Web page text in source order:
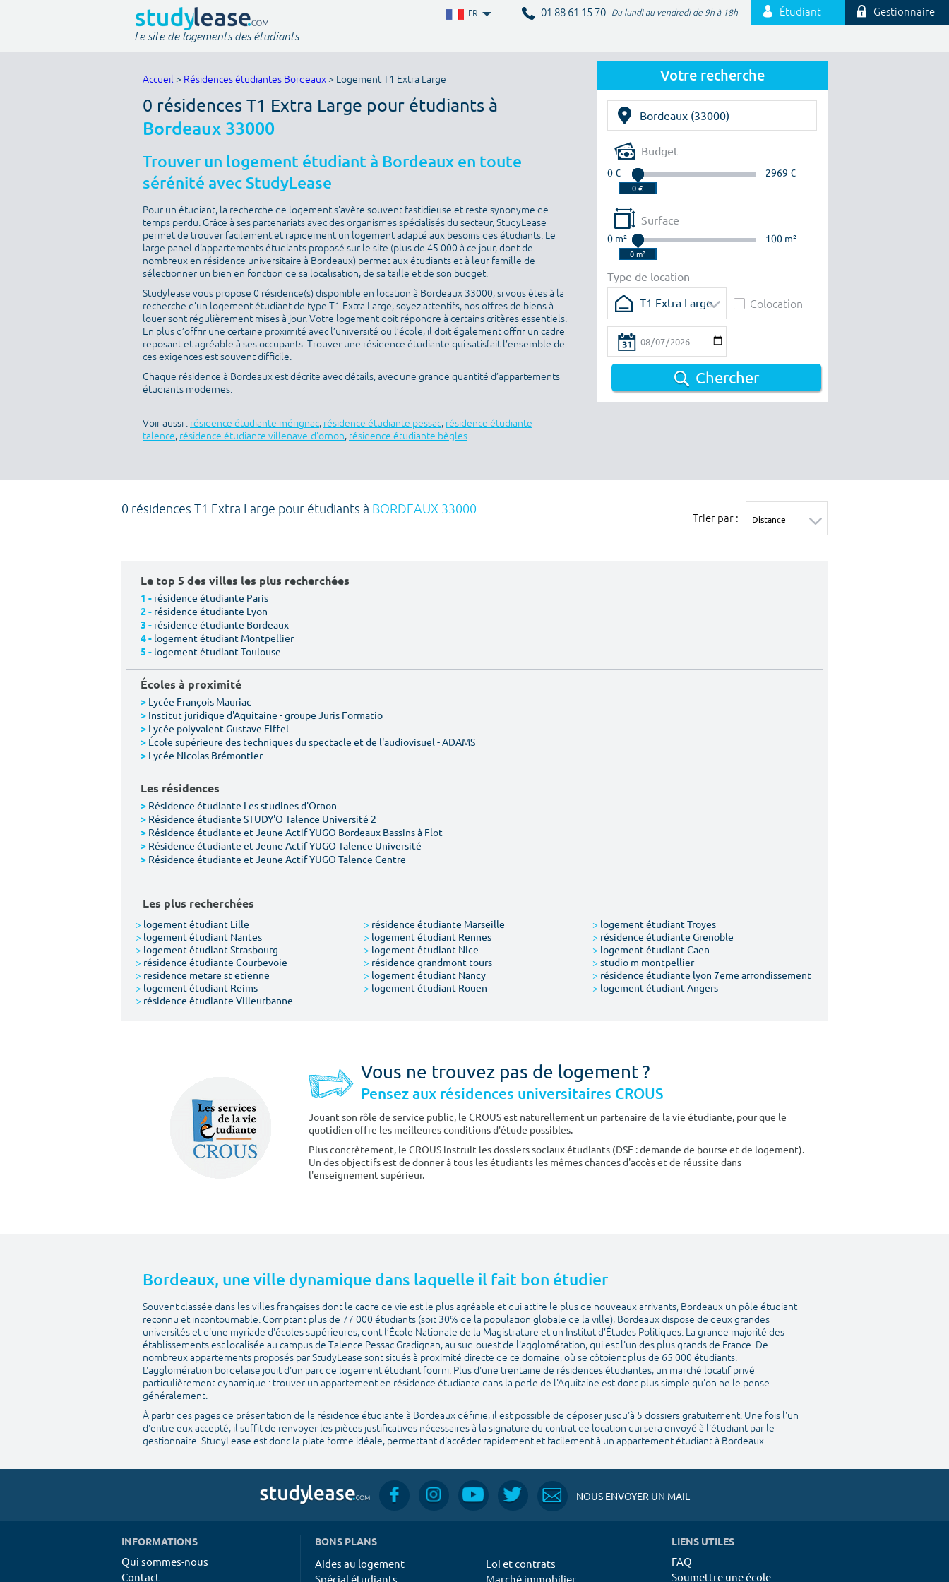
FR 01 88 61 15 70 Du lundi au vendredi de 9h à 18h Étudiant Gestionnaire
Le site de logements des étudiants
Votre recherche
Budget
0 € 2969 €
Surface
0 m² 100 m²
Type de location
T1 Extra Large
Colocation
Chercher
Accueil > Résidences étudiantes Bordeaux > Logement T1 Extra Large
0 résidences T1 Extra Large pour étudiants à
Bordeaux 33000
Trouver un logement étudiant à Bordeaux en toute
sérénité avec StudyLease
Pour un étudiant, la recherche de logement s'avère souvent fastidieuse et reste synonyme de
temps perdu. Grâce à ses partenariats avec des organismes spécialisés du secteur, StudyLease
permet de trouver facilement et rapidement un logement adapté aux besoins des étudiants. Le
large panel d'appartements étudiants proposé sur le site (plus de 45 000 à ce jour, dont de
nombreux en résidence universitaire à Bordeaux) permet aux étudiants et à leur famille de
sélectionner un bien en fonction de sa localisation, de sa taille et de son budget.
Studylease vous propose 0 résidence(s) disponible en location à Bordeaux 33000, si vous êtes à la
recherche d’un logement étudiant de type T1 Extra Large, soyez attentifs, nos offres de biens à
louer sont régulièrement mises à jour. Votre logement doit répondre à certains critères essentiels.
En plus d’offrir une certaine proximité avec l’université ou l’école, il doit également offrir un cadre
reposant et agréable à ses occupants. Trouver une résidence étudiante qui satisfait l’ensemble de
ces exigences est souvent difficile.
Chaque résidence à Bordeaux est décrite avec détails, avec une grande quantité d’appartements
étudiants modernes.
Voir aussi : résidence étudiante mérignac, résidence étudiante pessac, résidence étudiante
talence, résidence étudiante villenave-d'ornon, résidence étudiante bègles
0 résidences T1 Extra Large pour étudiants à BORDEAUX 33000
Trier par :
Le top 5 des villes les plus recherchées
1 - résidence étudiante Paris
2 - résidence étudiante Lyon
3 - résidence étudiante Bordeaux
4 - logement étudiant Montpellier
5 - logement étudiant Toulouse
Écoles à proximité
> Lycée François Mauriac
> Institut juridique d'Aquitaine - groupe Juris Formatio
> Lycée polyvalent Gustave Eiffel
> École supérieure des techniques du spectacle et de l'audiovisuel - ADAMS
> Lycée Nicolas Brémontier
Les résidences
> Résidence étudiante Les studines d'Ornon
> Résidence étudiante STUDY'O Talence Université 2
> Résidence étudiante et Jeune Actif YUGO Bordeaux Bassins à Flot
> Résidence étudiante et Jeune Actif YUGO Talence Université
> Résidence étudiante et Jeune Actif YUGO Talence Centre
Les plus recherchées
> logement étudiant Lille > résidence étudiante Marseille > logement étudiant Troyes
> logement étudiant Nantes > logement étudiant Rennes > résidence étudiante Grenoble
> logement étudiant Strasbourg > logement étudiant Nice > logement étudiant Caen
> résidence étudiante Courbevoie > résidence grandmont tours > studio m montpellier
> residence metare st etienne > logement étudiant Nancy > résidence étudiante lyon 7eme arrondissement
> logement étudiant Reims > logement étudiant Rouen > logement étudiant Angers
> résidence étudiante Villeurbanne
Vous ne trouvez pas de logement ?
Pensez aux résidences universitaires CROUS
Jouant son rôle de service public, le CROUS est naturellement un partenaire de la vie étudiante, pour que le
quotidien offre les meilleures conditions d'étude possibles.
Plus concrètement, le CROUS instruit les dossiers sociaux étudiants (DSE : demande de bourse et de logement).
Un des objectifs est de donner à tous les étudiants les mêmes chances d'accès et de réussite dans
l'enseignement supérieur.
Bordeaux, une ville dynamique dans laquelle il fait bon étudier
Souvent classée dans les villes françaises dont le cadre de vie est le plus agréable et qui attire le plus de nouveaux arrivants, Bordeaux un pôle étudiant
reconnu et incontournable. Comptant plus de 77 000 étudiants (soit 30% de la population globale de la ville), Bordeaux dispose de deux grandes
universités et d'une myriade d'écoles supérieures, dont l’École Nationale de la Magistrature et un Institut d’Études Politiques. La grande majorité des
établissements est localisée au campus de Talence Pessac Gradignan, au sud-ouest de l'agglomération, qui est l'un des plus grands de France. De
nombreux appartements proposés par StudyLease sont situés à proximité directe de ce domaine, où se côtoient plus de 65 000 étudiants.
L'agglomération bordelaise jouit d'un parc de logement étudiant fourni. Plus d'une trentaine de résidences étudiantes, un marché locatif privé
particulièrement dynamique : trouver un appartement en résidence étudiante dans la perle de l'Aquitaine est donc plus simple qu'on ne le pense
généralement.
À partir des pages de présentation de la résidence étudiante à Bordeaux définie, il est possible de déposer jusqu'à 5 dossiers gratuitement. Une fois l'un
d'entre eux accepté, il suffit de renvoyer les pièces justificatives nécessaires à la signature du contrat de location qui sera envoyé à l'étudiant par le
gestionnaire. StudyLease est donc la plate forme idéale, permettant d'accéder rapidement et facilement à un appartement étudiant à Bordeaux
NOUS ENVOYER UN MAIL
INFORMATIONS
Qui sommes-nous
Contact
BONS PLANS
Aides au logement
Spécial étudiants
Loi et contrats
Marché immobilier
LIENS UTILES
FAQ
Soumettre une école